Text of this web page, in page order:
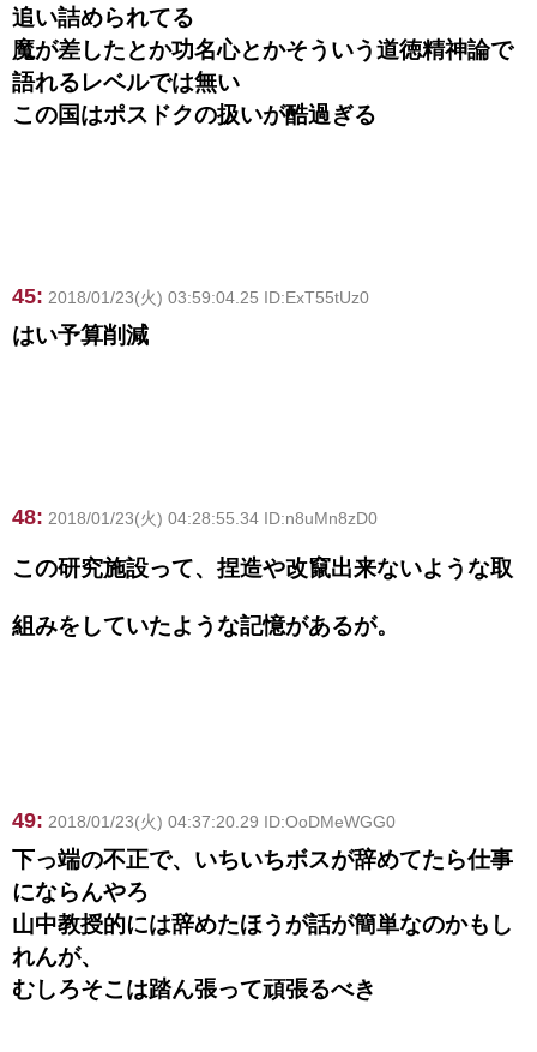
追い詰められてる
魔が差したとか功名心とかそういう道徳精神論で
語れるレベルでは無い
この国はポスドクの扱いが酷過ぎる
45: 2018/01/23(火) 03:59:04.25 ID:ExT55tUz0
はい予算削減
48: 2018/01/23(火) 04:28:55.34 ID:n8uMn8zD0
この研究施設って、捏造や改竄出来ないような取
組みをしていたような記憶があるが。
49: 2018/01/23(火) 04:37:20.29 ID:OoDMeWGG0
下っ端の不正で、いちいちボスが辞めてたら仕事
にならんやろ
山中教授的には辞めたほうが話が簡単なのかもし
れんが、
むしろそこは踏ん張って頑張るべき